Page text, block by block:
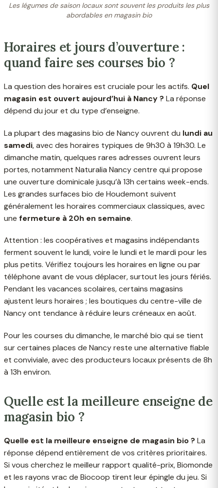
Les légumes de saison locaux sont souvent les produits les plus
abordables en magasin bio
Horaires et jours d’ouverture :
quand faire ses courses bio ?
La question des horaires est cruciale pour les actifs. Quel
magasin est ouvert aujourd’hui à Nancy ? La réponse
dépend du jour et du type d’enseigne.
La plupart des magasins bio de Nancy ouvrent du lundi au
samedi, avec des horaires typiques de 9h30 à 19h30. Le
dimanche matin, quelques rares adresses ouvrent leurs
portes, notamment Naturalia Nancy centre qui propose
une ouverture dominicale jusqu’à 13h certains week-ends.
Les grandes surfaces bio de Houdemont suivent
généralement les horaires commerciaux classiques, avec
une fermeture à 20h en semaine.
Attention : les coopératives et magasins indépendants
ferment souvent le lundi, voire le lundi et le mardi pour les
plus petits. Vérifiez toujours les horaires en ligne ou par
téléphone avant de vous déplacer, surtout les jours fériés.
Pendant les vacances scolaires, certains magasins
ajustent leurs horaires ; les boutiques du centre-ville de
Nancy ont tendance à réduire leurs créneaux en août.
Pour les courses du dimanche, le marché bio qui se tient
sur certaines places de Nancy reste une alternative fiable
et conviviale, avec des producteurs locaux présents de 8h
à 13h environ.
Quelle est la meilleure enseigne de
magasin bio ?
Quelle est la meilleure enseigne de magasin bio ? La
réponse dépend entièrement de vos critères prioritaires.
Si vous cherchez le meilleur rapport qualité-prix, Biomonde
et les rayons vrac de Biocoop tirent leur épingle du jeu. Si